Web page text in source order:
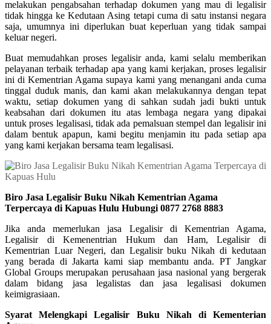
melakukan pengabsahan terhadap dokumen yang mau di legalisir
tidak hingga ke Kedutaan Asing tetapi cuma di satu instansi negara
saja, umumnya ini diperlukan buat keperluan yang tidak sampai
keluar negeri.
Buat memudahkan proses legalisir anda, kami selalu memberikan
pelayanan terbaik terhadap apa yang kami kerjakan, proses legalisir
ini di Kementrian Agama supaya kami yang menangani anda cuma
tinggal duduk manis, dan kami akan melakukannya dengan tepat
waktu, setiap dokumen yang di sahkan sudah jadi bukti untuk
keabsahan dari dokumen itu atas lembaga negara yang dipakai
untuk proses legalisasi, tidak ada pemalsuan stempel dan legalisir ini
dalam bentuk apapun, kami begitu menjamin itu pada setiap apa
yang kami kerjakan bersama team legalisasi.
Biro Jasa Legalisir Buku Nikah Kementrian Agama
Terpercaya di Kapuas Hulu Hubungi 0877 2768 8883
Jika anda memerlukan jasa Legalisir di Kementrian Agama,
Legalisir di Kemenentrian Hukum dan Ham, Legalisir di
Kementrian Luar Negeri, dan Legalisir buku Nikah di kedutaan
yang berada di Jakarta kami siap membantu anda. PT Jangkar
Global Groups merupakan perusahaan jasa nasional yang bergerak
dalam bidang jasa legalistas dan jasa legalisasi dokumen
keimigrasiaan.
Syarat Melengkapi Legalisir Buku Nikah di Kementerian